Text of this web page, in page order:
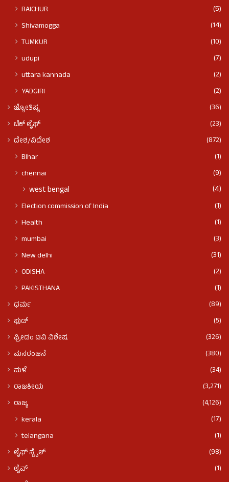
RAICHUR
(5)
Shivamogga
(14)
TUMKUR
(10)
udupi
(7)
uttara kannada
(2)
YADGIRI
(2)
ಜ್ಯೋತಿಷ್ಯ
(36)
ಟೆಕ್ ಲೈಫ್
(23)
ದೇಶ/ವಿದೇಶ
(872)
BIhar
(1)
chennai
(9)
west bengal (4)
Election commission of India
(1)
Health
(1)
mumbai
(3)
New delhi
(31)
ODISHA
(2)
PAKISTHANA
(1)
ಧರ್ಮ
(89)
ಫುಡ್​​
(5)
ಫ್ರೀಡಂ ಟಿವಿ ವಿಶೇಷ
(326)
ಮನರಂಜನೆ
(380)
ಮಳೆ
(34)
ರಾಜಕೀಯ
(3,271)
ರಾಜ್ಯ
(4,126)
kerala
(17)
telangana
(1)
ಲೈಫ್ ಸ್ಟೈಲ್
(98)
ಲೈವ್
(1)